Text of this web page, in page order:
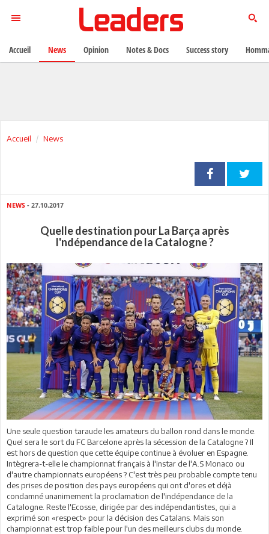
Accueil News
NEWS - 27.10.2017
Quelle destination pour La Barça après
l'ndépendance de la Catalogne ?
Une seule question taraude les amateurs du ballon rond dans le monde.
Quel sera le sort du FC Barcelone après la sécession de la Catalogne ? Il
est hors de question que cette équipe continue à évoluer en Espagne.
Intègrera-t-elle le championnat français à l'instar de l'A.S Monaco ou
d'autre championnats européens ? C'est très peu probable compte tenu
des prises de position des pays européens qui ont d'ores et déjà
condamné unanimement la proclamation de l'indépendance de la
Catalogne. Reste l'Ecosse, dirigée par des indépendantistes, qui a
exprimé son «respect» pour la décision des Catalans. Mais son
championnat est trop faible pour l'un des meilleurs clubs du monde.
Accueil News Opinion Notes & Docs Success story